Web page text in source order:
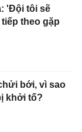
'Đội tôi sẽ
theo gặp
bới, vì sao
khởi tố?